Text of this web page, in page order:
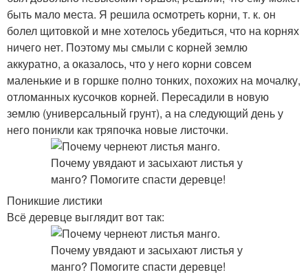
быть мало места. Я решила осмотреть корни, т. к. он
болел щитовкой и мне хотелось убедиться, что на корнях
ничего нет. Поэтому мы смыли с корней землю
аккуратно, а оказалось, что у него корни совсем
маленькие и в горшке полно тонких, похожих на мочалку,
отломанных кусочков корней. Пересадили в новую
землю (универсальный грунт), а на следующий день у
него поникли как тряпочка новые листочки.
Поникшие листики
Всё деревце выглядит вот так: